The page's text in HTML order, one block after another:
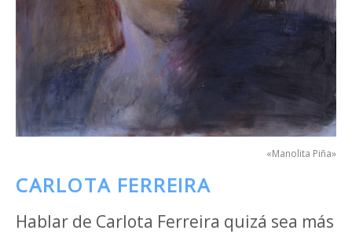
«Manolita Piña»
CARLOTA FERREIRA
Hablar de Carlota Ferreira quizá sea más